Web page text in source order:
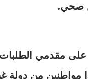
صحي.
مقدمي الطلبات
مواطنين من دولة